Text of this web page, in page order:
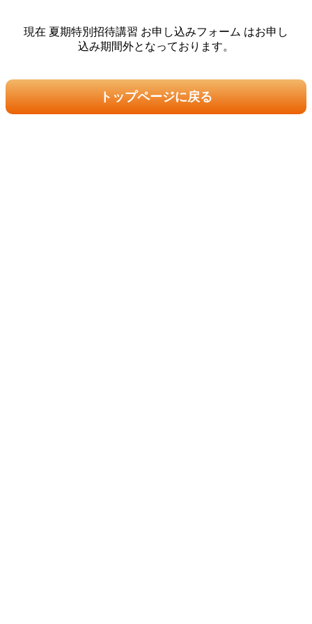
現在 夏期特別招待講習 お申し込みフォーム はお申し
込み期間外となっております。
トップページに戻る